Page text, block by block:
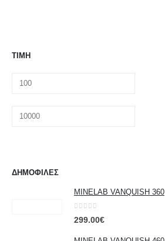
ΤΙΜΗ
ΔΗΜΟΦΙΛΕΣ
MINELAB VANQUISH 360
299.00€